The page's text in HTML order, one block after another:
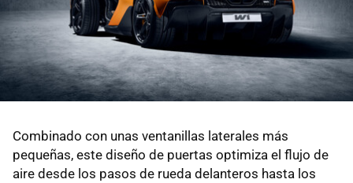
Combinado con unas ventanillas laterales más
pequeñas, este diseño de puertas optimiza el flujo de
aire desde los pasos de rueda delanteros hasta los